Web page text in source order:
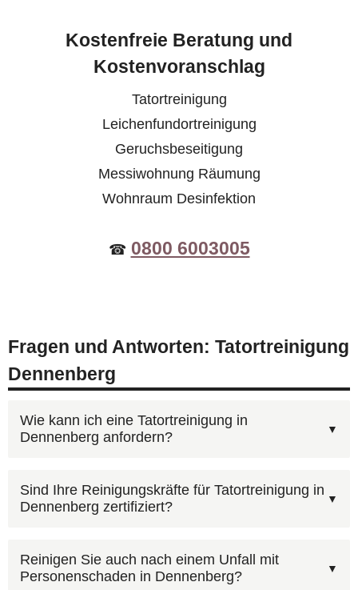
Kostenfreie Beratung und
Kostenvoranschlag
Tatortreinigung
Leichenfundortreinigung
Geruchsbeseitigung
Messiwohnung Räumung
Wohnraum Desinfektion
☎ 0800 6003005
Fragen und Antworten: Tatortreinigung
Dennenberg
Wie kann ich eine Tatortreinigung in
Dennenberg anfordern?
Rufen Sie unsere kostenlose Beratungshotline
0800 6003005an — wir sind rund um die Uhr
Feiertagen. Alternativ können Sie uns über das
Kontaktformularerreichen. Wir koordinieren den
Sind Ihre Reinigungskräfte für Tatortreinigung in
Dennenberg zertifiziert?
Beauftragen Sie einen Fachbetrieb mit
Sachkunde nach IfSG. AST Deutschland verfügt
Reinigen Sie auch nach einem Unfall mit
Personenschaden in Dennenberg?